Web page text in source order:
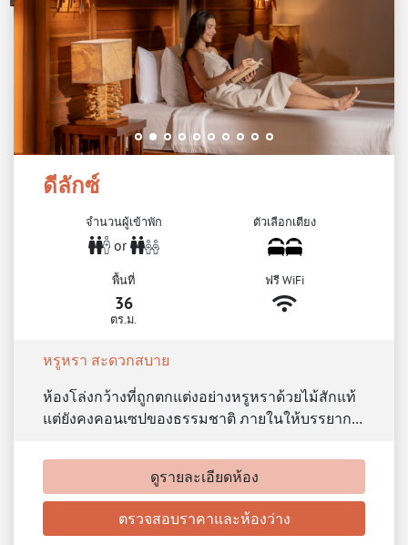
ดีลักซ์
จำนวนผู้เข้าพัก
or
ตัวเลือกเตียง
พื้นที่
36
ตร.ม.
ฟรี WiFi
หรูหรา สะดวกสบาย
ห้องโล่งกว้างที่ถูกตกแต่งอย่างหรูหราด้วยไม้สักแท้
แต่ยังคงคอนเซปของธรรมชาติ ภายในให้บรรยาก…
ดูรายละเอียดห้อง
ตรวจสอบราคาและห้องว่าง